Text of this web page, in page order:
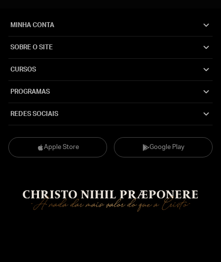
Apple Store Google Play
MINHA CONTA
SOBRE O SITE
CURSOS
PROGRAMAS
REDES SOCIAIS